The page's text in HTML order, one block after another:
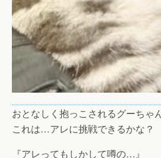
おとなしく抱っこされるグーちゃん
これは…アレに挑戦できるかな？
『アレってもしかして噂の…』